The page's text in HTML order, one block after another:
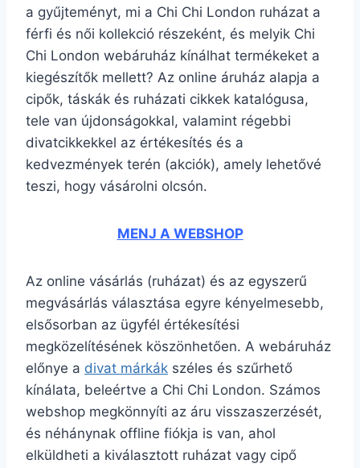
a gyűjteményt, mi a Chi Chi London ruházat a
férfi és női kollekció részeként, és melyik Chi
Chi London webáruház kínálhat termékeket a
kiegészítők mellett? Az online áruház alapja a
cipők, táskák és ruházati cikkek katalógusa,
tele van újdonságokkal, valamint régebbi
divatcikkekkel az értékesítés és a
kedvezmények terén (akciók), amely lehetővé
teszi, hogy vásárolni olcsón.
MENJ A WEBSHOP
Az online vásárlás (ruházat) és az egyszerű
megvásárlás választása egyre kényelmesebb,
elsősorban az ügyfél értékesítési
megközelítésének köszönhetően. A webáruház
előnye a divat márkák széles és szűrhető
kínálata, beleértve a Chi Chi London. Számos
webshop megkönnyíti az áru visszaszerzését,
és néhánynak offline fiókja is van, ahol
elküldheti a kiválasztott ruházat vagy cipő